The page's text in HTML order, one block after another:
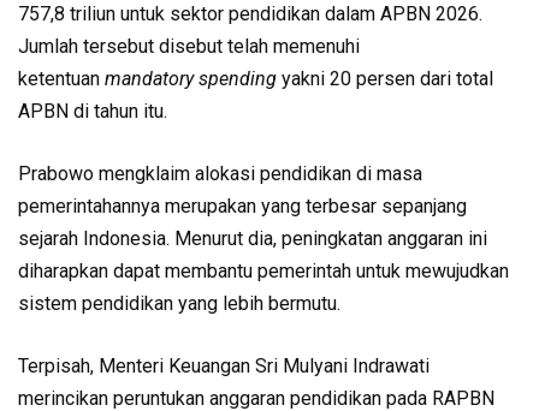
757,8 triliun untuk sektor pendidikan dalam APBN 2026.
Jumlah tersebut disebut telah memenuhi
ketentuan mandatory spending yakni 20 persen dari total
APBN di tahun itu.
Prabowo mengklaim alokasi pendidikan di masa
pemerintahannya merupakan yang terbesar sepanjang
sejarah Indonesia. Menurut dia, peningkatan anggaran ini
diharapkan dapat membantu pemerintah untuk mewujudkan
sistem pendidikan yang lebih bermutu.
Terpisah, Menteri Keuangan Sri Mulyani Indrawati
merincikan peruntukan anggaran pendidikan pada RAPBN